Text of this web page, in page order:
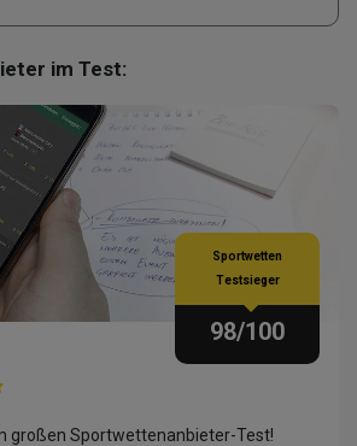
im Test:
Sportwetten
Testsieger
98/100
großen Sportwettenanbieter-Test!